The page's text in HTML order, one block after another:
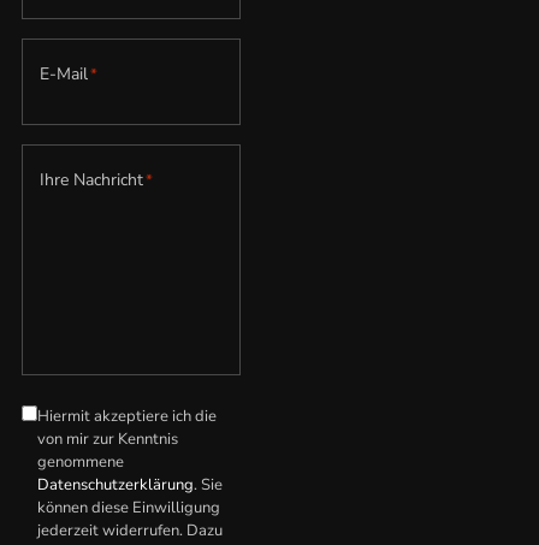
E-Mail*
Ihre Nachricht*
Datenschutzerklärung*
Hiermit akzeptiere ich die
von mir zur Kenntnis
genommene
Datenschutzerklärung. Sie
können diese Einwilligung
jederzeit widerrufen. Dazu